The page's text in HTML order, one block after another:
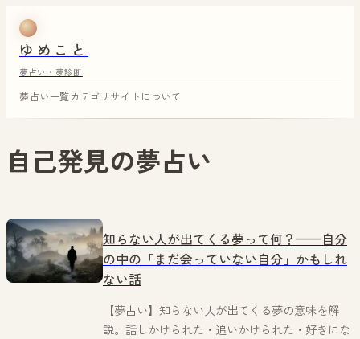
ゆめこと
夢占い・夢診断
夢占い一覧カテゴリ サイトについて
自己発見の夢占い
知らない人が出てくる夢って何？——自分
の中の「まだ会っていない自分」かもしれ
ない話
【夢占い】知らない人が出てくる夢の意味を解
説。話しかけられた・追いかけられた・好きにな